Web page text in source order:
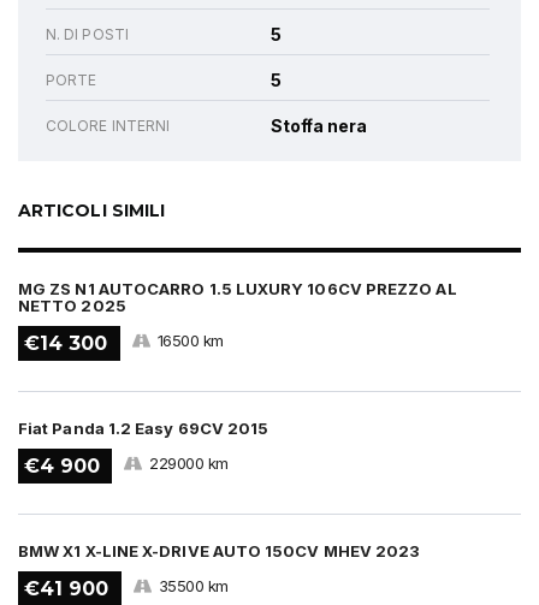
N. DI POSTI 5
PORTE 5
COLORE INTERNI Stoffa nera
ARTICOLI SIMILI
MG ZS N1 AUTOCARRO 1.5 LUXURY 106CV PREZZO AL
NETTO 2025
€14 300 16500 km
Fiat Panda 1.2 Easy 69CV 2015
€4 900 229000 km
BMW X1 X-LINE X-DRIVE AUTO 150CV MHEV 2023
€41 900 35500 km